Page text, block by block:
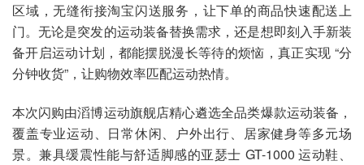
区域，无缝衔接淘宝闪送服务，让下单的商品快速配送上
门。无论是突发的运动装备替换需求，还是想即刻入手新装
备开启运动计划，都能摆脱漫长等待的烦恼，真正实现 “分
分钟收货”，让购物效率匹配运动热情。
本次闪购由滔博运动旗舰店精心遴选全品类爆款运动装备，
覆盖专业运动、日常休闲、户外出行、居家健身等多元场
景。兼具缓震性能与舒适脚感的亚瑟士 GT-1000 运动鞋、